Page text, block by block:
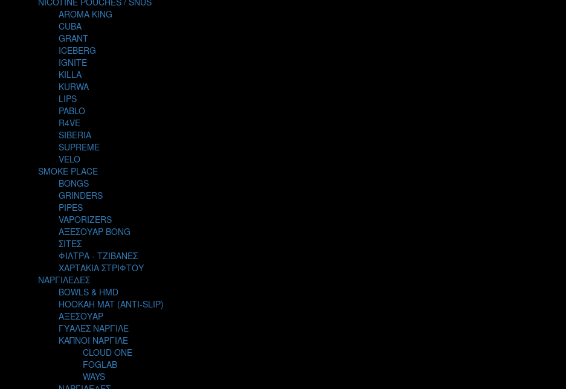
TIKI MAHU
TWIST
VAPE NOVA
VGOD
WILD ZOO
YETI
ZEUS JUICE
AROMA KING
CUBA
GRANT
ICEBERG
IGNITE
KILLA
KURWA
LIPS
PABLO
R4VE
SIBERIA
SUPREME
VELO
SMOKE PLACE
BONGS
GRINDERS
PIPES
VAPORIZERS
ΑΞΕΣΟΥΑΡ BONG
ΣΙΤΕΣ
ΦΙΛΤΡΑ - ΤΖΙΒΑΝΕΣ
ΧΑΡΤΑΚΙΑ ΣΤΡΙΦΤΟΥ
ΝΑΡΓΙΛΕΔΕΣ
BOWLS & HMD
HOOKAH MAT (ANTI-SLIP)
ΑΞΕΣΟΥΑΡ
ΓΥΑΛΕΣ ΝΑΡΓΙΛΕ
ΚΑΠΝΟΙ ΝΑΡΓΙΛΕ
CLOUD ONE
FOGLAB
WAYS